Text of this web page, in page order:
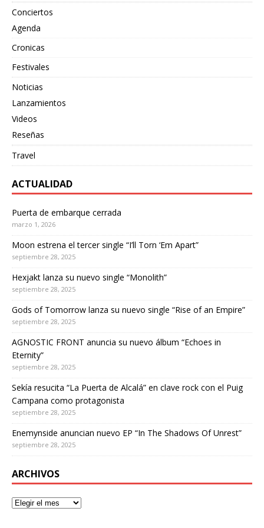
Conciertos
Agenda
Cronicas
Festivales
Noticias
Lanzamientos
Videos
Reseñas
Travel
ACTUALIDAD
Puerta de embarque cerrada
marzo 1, 2026
Moon estrena el tercer single “I’ll Torn ‘Em Apart”
septiembre 28, 2025
Hexjakt lanza su nuevo single “Monolith”
septiembre 28, 2025
Gods of Tomorrow lanza su nuevo single “Rise of an Empire”
septiembre 28, 2025
AGNOSTIC FRONT anuncia su nuevo álbum “Echoes in
Eternity”
septiembre 28, 2025
Sekía resucita “La Puerta de Alcalá” en clave rock con el Puig
Campana como protagonista
septiembre 28, 2025
Enemynside anuncian nuevo EP “In The Shadows Of Unrest”
septiembre 28, 2025
ARCHIVOS